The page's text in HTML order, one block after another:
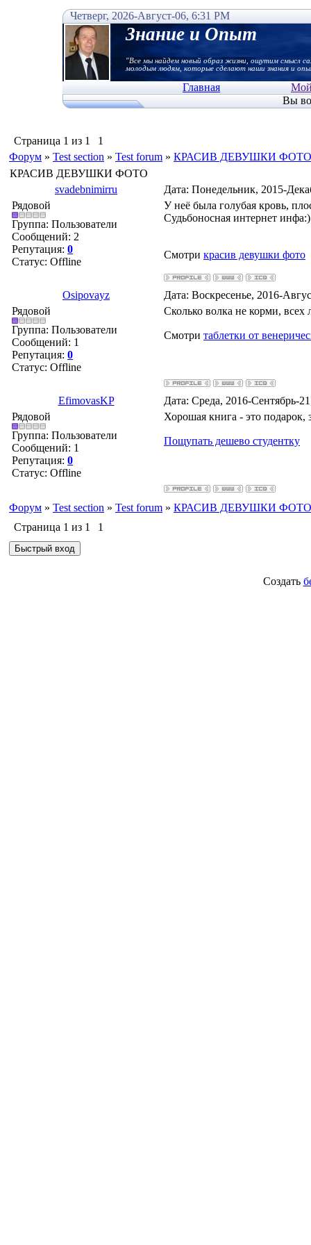
Четверг, 2026-Август-06, 6:31 PM
Знание и Опыт
"Все мы найдем новый образ жизни, ощутим смысл
молодым людям, которые сделают наши знания и
Главная
Вы
Страница 1 из 1
1
Форум » Test section » Test forum » КРАСИВ ДЕВУШКИ ФОТО
КРАСИВ ДЕВУШКИ ФОТО
svadebnimirru
Дата: Понедельник, 2015-
Рядовой
Группа: Пользователи
Сообщений: 2
Репутация: 0
Статус: Offline
У неё была голубая кровь,
Судьбоносная интернет инфа:)
Смотри красив девушки фото
Osipovayz
Дата: Воскресенье, 2016-
Рядовой
Группа: Пользователи
Сообщений: 1
Репутация: 0
Статус: Offline
Сколько волка не корми,
Смотри таблетки от
EfimovasKP
Дата: Среда, 2016-Сентябрь-
Рядовой
Группа: Пользователи
Сообщений: 1
Репутация: 0
Статус: Offline
Хорошая книга - это подарок,
Пощупать дешево студентку
Форум » Test section » Test forum » КРАСИВ ДЕВУШКИ ФОТО
Страница 1 из 1 1
Создать